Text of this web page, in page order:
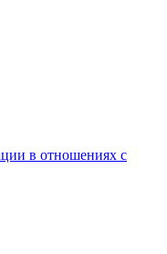
в отношениях с